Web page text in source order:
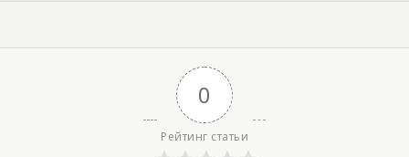
0
Рейтинг статьи